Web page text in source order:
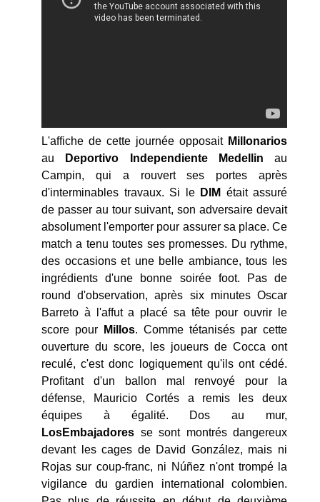
L'affiche de cette journée opposait Millonarios
au
Deportivo Independiente Medellin au
Campin, qui a rouvert ses portes après
d'interminables travaux. Si le DIM était assuré
de passer au tour suivant, son adversaire devait
absolument l'emporter pour assurer sa place. Ce
match a tenu toutes ses promesses. Du rythme,
des occasions et une belle ambiance, tous les
ingrédients d'une bonne soirée foot. Pas de
round d'observation, après six minutes Oscar
Barreto à l'affut a placé sa tête pour ouvrir le
score pour
Millos. Comme tétanisés par cette
ouverture du score, les joueurs de Cocca ont
reculé, c'est donc logiquement qu'ils ont cédé.
Profitant d'un ballon mal renvoyé pour la
défense, Mauricio Cortés a remis les deux
équipes à égalité. Dos au mur,
LosEmbajadores se sont montrés dangereux
devant les cages de David González, mais ni
Rojas sur coup-franc, ni Núñez n'ont trompé la
vigilance du gardien international colombien.